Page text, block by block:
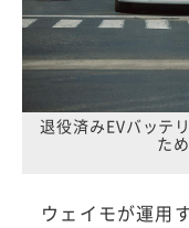
退役済みEVバッテ
た
ウェイモが運用